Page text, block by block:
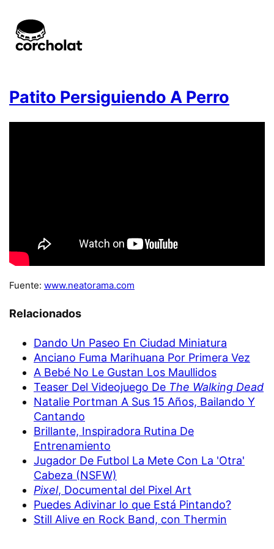
Patito Persiguiendo A Perro
Fuente: www.neatorama.com
Relacionados
Dando Un Paseo En Ciudad Miniatura
Anciano Fuma Marihuana Por Primera Vez
A Bebé No Le Gustan Los Maullidos
Teaser Del Videojuego De The Walking Dead
Natalie Portman A Sus 15 Años, Bailando Y
Cantando
Brillante, Inspiradora Rutina De
Entrenamiento
Jugador De Futbol La Mete Con La 'Otra'
Cabeza (NSFW)
Pixel, Documental del Pixel Art
Puedes Adivinar lo que Está Pintando?
Still Alive en Rock Band, con Thermin